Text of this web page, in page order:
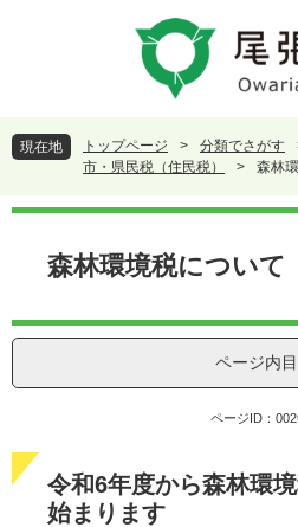
頭
で
。
飛
ば
て
現在地 トップページ > 分類でさがす
市・県民税（住民税）
> 森林
本
森林環境税について
ページ内
ページID：
令和6年度から森林環
始まります